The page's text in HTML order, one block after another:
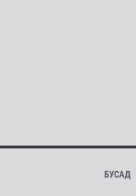
БУСАД